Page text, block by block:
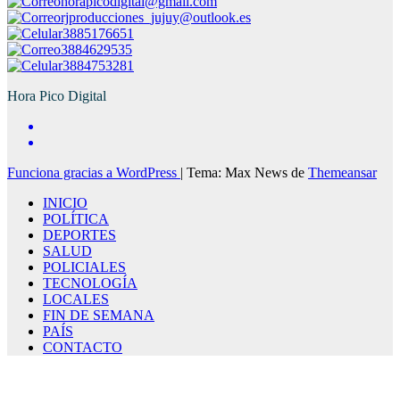
rjproducciones_jujuy@outlook.es
3885176651
3884629535
3884753281
Hora Pico Digital
Funciona gracias a WordPress | Tema: Max News de Themeansar
INICIO
POLÍTICA
DEPORTES
SALUD
POLICIALES
TECNOLOGÍA
LOCALES
FIN DE SEMANA
PAÍS
CONTACTO